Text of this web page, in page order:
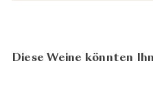
Diese Weine könnten